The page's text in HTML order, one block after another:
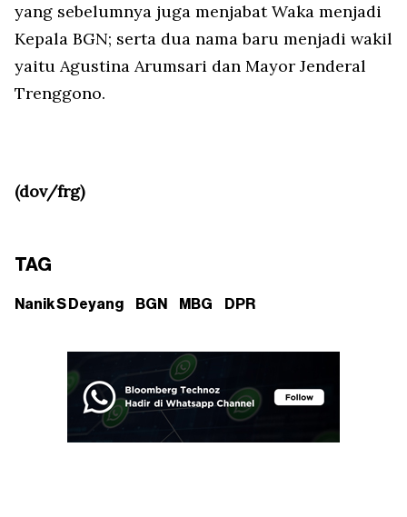
yang sebelumnya juga menjabat Waka menjadi
Kepala BGN; serta dua nama baru menjadi wakil
yaitu Agustina Arumsari dan Mayor Jenderal
Trenggono.
(dov/frg)
TAG
Nanik S Deyang BGN MBG DPR